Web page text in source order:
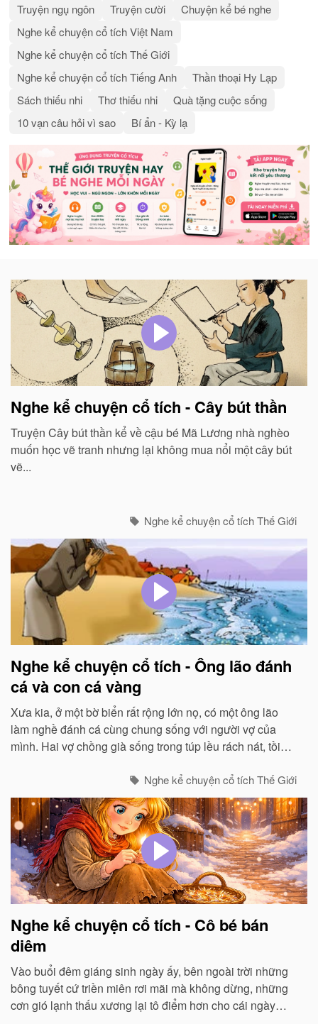
Truyện ngụ ngôn
Truyện cười
Chuyện kể bé nghe
Nghe kể chuyện cổ tích Việt Nam
Nghe kể chuyện cổ tích Thế Giới
Nghe kể chuyện cổ tích Tiếng Anh
Thần thoại Hy Lạp
Sách thiếu nhi
Thơ thiếu nhi
Quà tặng cuộc sống
10 vạn câu hỏi vì sao
Bí ẩn - Kỳ lạ
Nghe kể chuyện cổ tích - Cây bút thần
Truyện Cây bút thần kể về cậu bé Mã Lương nhà nghèo
muốn học vẽ tranh nhưng lại không mua nổi một cây bút
vẽ...
Nghe kể chuyện cổ tích Thế Giới
Nghe kể chuyện cổ tích - Ông lão đánh
cá và con cá vàng
Xưa kia, ở một bờ biển rất rộng lớn nọ, có một ông lão
làm nghề đánh cá cùng chung sống với người vợ của
mình. Hai vợ chồng già sống trong túp lều rách nát, tồi
Nghe kể chuyện cổ tích Thế Giới
Nghe kể chuyện cổ tích - Cô bé bán
diêm
Vào buổi đêm giáng sinh ngày ấy, bên ngoài trời những
bông tuyết cứ triền miên rơi mãi mà không dừng, những
cơn gió lạnh thấu xương lại tô điểm hơn cho cái ngày